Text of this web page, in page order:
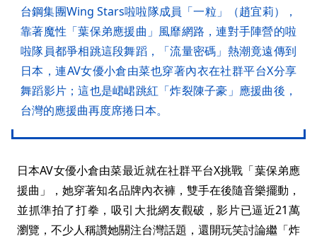
台鋼集團Wing Stars啦啦隊成員「一粒」（趙宜莉），
靠著魔性「葉保弟應援曲」風靡網路，連對手陣營的啦
啦隊員都爭相跳這段舞蹈，「流量密碼」熱潮竟遠傳到
日本，連AV女優小倉由菜也穿著內衣在社群平台X分享
舞蹈影片；這也是峮峮跳紅「炸裂陳子豪」應援曲後，
台灣的應援曲再度席捲日本。
日本AV女優小倉由菜最近就在社群平台X挑戰「葉保弟應
援曲」，她穿著知名品牌內衣褲，雙手在後隨音樂擺動，
並抓準拍了打拳，吸引大批網友觀破，影片已逼近21萬
瀏覽，不少人稱讚她關注台灣話題，還開玩笑討論繼「炸